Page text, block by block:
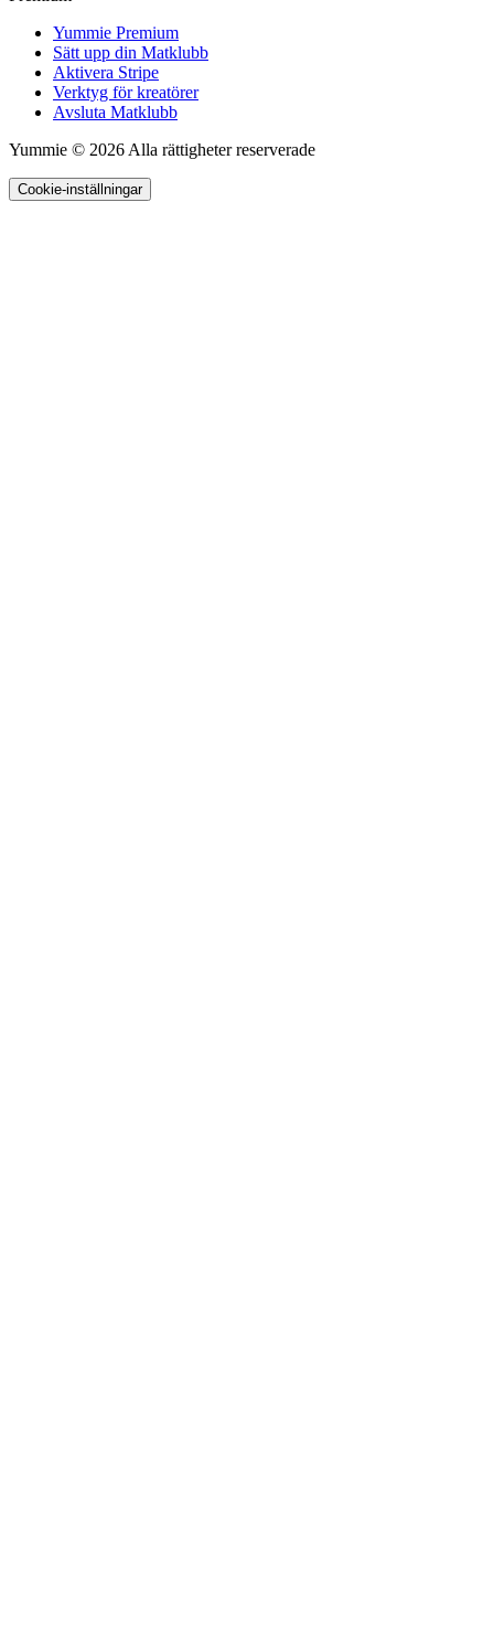
Yummie Premium
Sätt upp din Matklubb
Aktivera Stripe
Verktyg för kreatörer
Avsluta Matklubb
Yummie © 2026 Alla rättigheter reserverade
Cookie-inställningar